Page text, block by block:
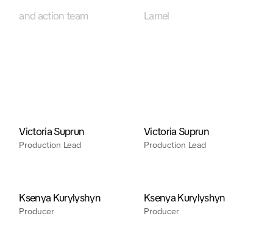
and action team
Victoria Suprun
Production Lead
Ksenya Kurylyshyn
Producer
Lamel
Victoria Suprun
Production Lead
Ksenya Kurylyshyn
Producer